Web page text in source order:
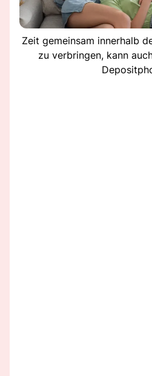
Zeit gemeinsam innerhalb
zu verbringen, kann